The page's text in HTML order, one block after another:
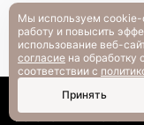
Каталог Поиск
РАЗМЕРНАЯ СЕТКА
Вопрос-ответ
Мы используем cookie-
работу и повысить
использование веб-
согласие на обработку
соответствии с
Принять